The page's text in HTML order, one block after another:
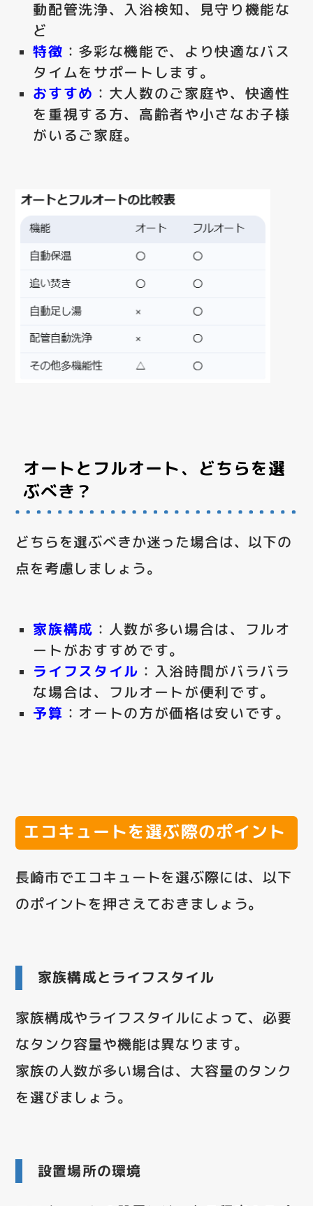
動配管洗浄、入浴検知、見守り機能な
ど
特徴 ：多彩な機能で、より快適なバス
タイムをサポートします。
おすすめ ：大人数のご家庭や、快適性
を重視する方、高齢者や小さなお子様
がいるご家庭。
オートとフルオート、どちらを選
ぶべき？
どちらを選ぶべきか迷った場合は、以下の
点を考慮しましょう。
家族構成 ：人数が多い場合は、フルオ
ートがおすすめです。
ライフスタイル ：入浴時間がバラバラ
な場合は、フルオートが便利です。
予算 ：オートの方が価格は安いです。
エコキュートを選ぶ際のポイント
長崎市でエコキュートを選ぶ際には、以下
のポイントを押さえておきましょう。
家族構成とライフスタイル
家族構成やライフスタイルによって、必要
なタンク容量や機能は異なります。
家族の人数が多い場合は、大容量のタンク
を選びましょう。
設置場所の環境